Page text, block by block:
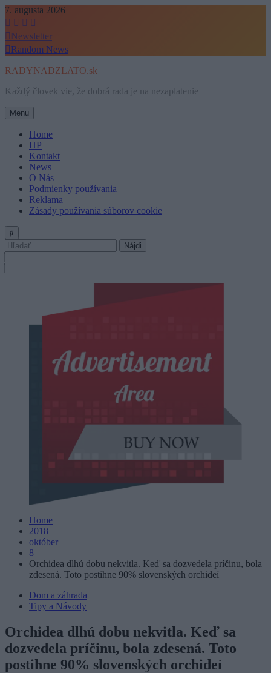
Skip
to
content
7. augusta 2026
Newsletter
Random News
RADYNADZLATO.sk
Každý človek vie, že dobrá rada je na nezaplatenie
Menu
Home
HP
Kontakt
News
O Nás
Podmienky používania
Reklama
Zásady používania súborov cookie
Hľadať:
Home
2018
október
8
Orchidea dlhú dobu nekvitla. Keď sa dozvedela príčinu, bola
zdesená. Toto postihne 90% slovenských orchideí
Dom a záhrada
Tipy a Návody
Orchidea dlhú dobu nekvitla. Keď sa
dozvedela príčinu, bola zdesená. Toto
postihne 90% slovenských orchideí